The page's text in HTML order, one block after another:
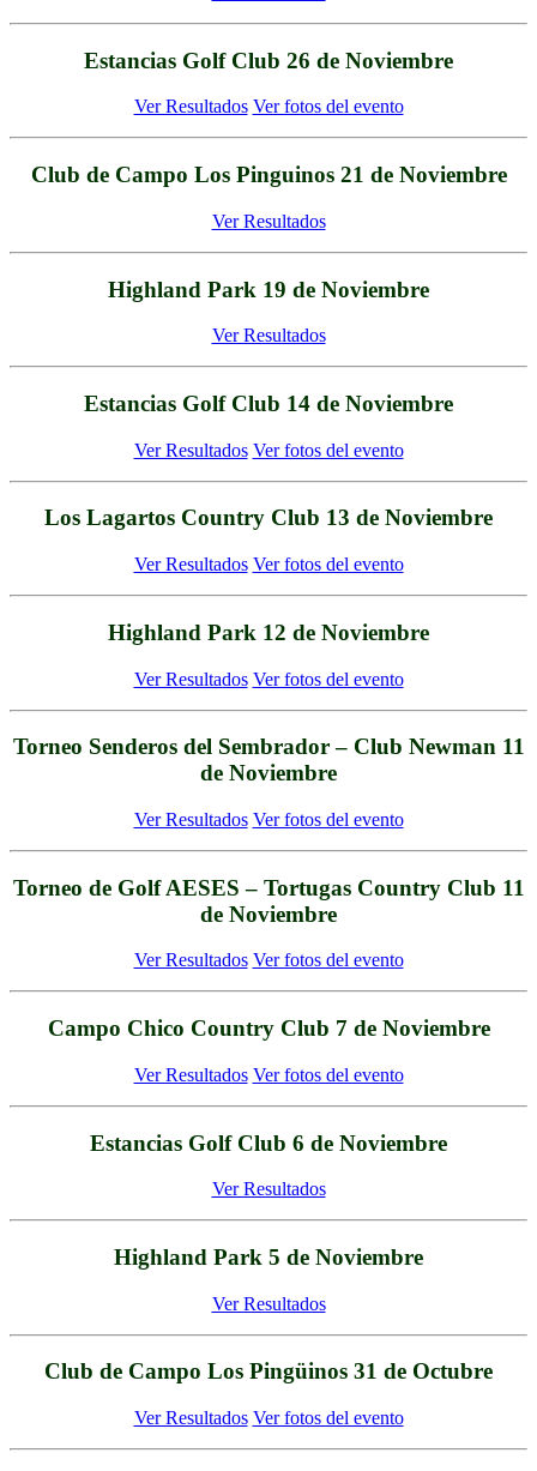
Estancias Golf Club 26 de Noviembre
Ver Resultados Ver fotos del evento
Club de Campo Los Pinguinos 21 de Noviembre
Ver Resultados
Highland Park 19 de Noviembre
Ver Resultados
Estancias Golf Club 14 de Noviembre
Ver Resultados Ver fotos del evento
Los Lagartos Country Club 13 de Noviembre
Ver Resultados Ver fotos del evento
Highland Park 12 de Noviembre
Ver Resultados Ver fotos del evento
Torneo Senderos del Sembrador – Club Newman 11
de Noviembre
Ver Resultados Ver fotos del evento
Torneo de Golf AESES – Tortugas Country Club 11
de Noviembre
Ver Resultados Ver fotos del evento
Campo Chico Country Club 7 de Noviembre
Ver Resultados Ver fotos del evento
Estancias Golf Club 6 de Noviembre
Ver Resultados
Highland Park 5 de Noviembre
Ver Resultados
Club de Campo Los Pingüinos 31 de Octubre
Ver Resultados Ver fotos del evento